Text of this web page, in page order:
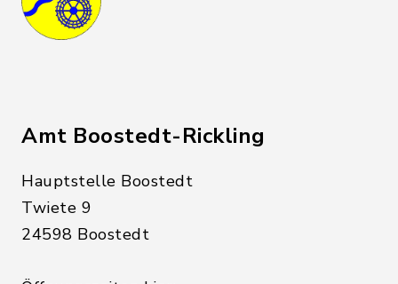
Amt Boostedt-Rickling
Hauptstelle Boostedt
Twiete 9
24598 Boostedt